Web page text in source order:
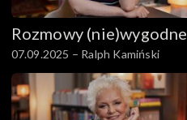
Rozmowy (nie)wygodne
07.09.2025 – Ralph Kamiński